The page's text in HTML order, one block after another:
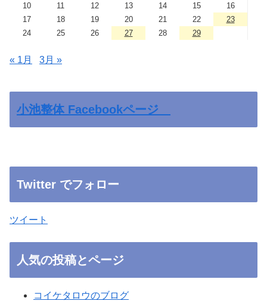
10
11 12 13 14 15
16
17
18 19 20 21 22
23
24
25 26 27 28 29
« 1月 3月 »
小池整体 Facebookページ
Twitter でフォロー
ツイート
人気の投稿とページ
コイケタロウのブログ